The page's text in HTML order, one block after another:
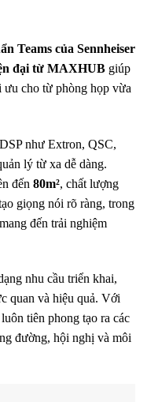
Teams của Sennheiser
đại từ MAXHUB giúp
ưu cho từ phòng họp vừa
như Extron, QSC,
lý từ xa dễ dàng.
đến 80m², chất lượng
giọng nói rõ ràng, trong
đến trải nghiệm
nhu cầu triển khai,
quan và hiệu quả. Với
tiên phong tạo ra các
đường, hội nghị và môi